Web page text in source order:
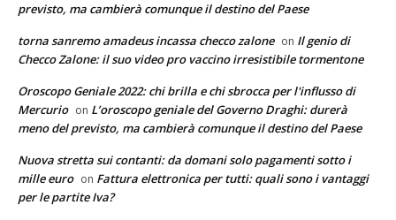
previsto, ma cambierà comunque il destino del Paese
torna sanremo amadeus incassa checco zalone on Il genio di
Checco Zalone: il suo video pro vaccino irresistibile tormentone
Oroscopo Geniale 2022: chi brilla e chi sbrocca per l'influsso di
Mercurio on L’oroscopo geniale del Governo Draghi: durerà
meno del previsto, ma cambierà comunque il destino del Paese
Nuova stretta sui contanti: da domani solo pagamenti sotto i
mille euro on Fattura elettronica per tutti: quali sono i vantaggi
per le partite Iva?